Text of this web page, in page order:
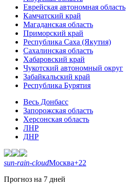
Еврейская автономная область
Камчатский край
Магаданская область
Приморский край
Республика Саха (Якутия)
Сахалинская область
Хабаровский край
Чукотский автономный округ
Забайкальский край
Республика Бурятия
Весь Донбасс
Запорожская область
Херсонская область
ЛНР
ДНР
sun-rain-cloudМосква+22
Прогноз на 7 дней